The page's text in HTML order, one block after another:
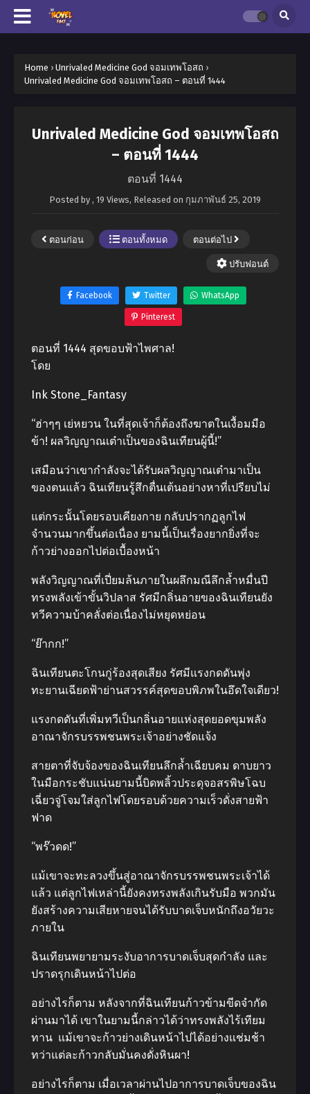
Home › Unrivaled Medicine God จอมเทพโอสถ ›
Unrivaled Medicine God จอมเทพโอสถ – ตอนที่ 1444
Unrivaled Medicine God จอมเทพโอสถ
– ตอนที่ 1444
ตอนที่ 1444
Posted by , 19 Views, Released on กุมภาพันธ์ 25, 2019
ตอนก่อน ตอนทั้งหมด ตอนต่อไป
ปรับฟอนต์
Facebook Twitter WhatsApp
Pinterest
ตอนที่ 1444 สุดขอบฟ้าไพศาล!
โดย
Ink Stone_Fantasy
“ฮ่าๆๆ เย่หยวน ในที่สุดเจ้าก็ต้องถึงฆาตในเงื้อมมือ
ข้า! ผลวิญญาณเต๋าเป็นของฉินเทียนผู้นี้!”
เสมือนว่าเขากำลังจะได้รับผลวิญญาณเต๋ามาเป็น
ของตนแล้ว ฉินเทียนรู้สึกตื่นเต้นอย่างหาที่เปรียบไม่
แต่กระนั้นโดยรอบเคียงกาย กลับปรากฏลูกไฟ
จำนวนมากขึ้นต่อเนื่อง ยามนี้เป็นเรื่องยากยิ่งที่จะ
ก้าวย่างออกไปต่อเบื้องหน้า
พลังวิญญาณที่เปี่ยมล้นภายในผลึกมณีลึกล้ำหมื่นปี
ทรงพลังเข้าขั้นวิปลาส รัศมีกลิ่นอายของฉินเทียนยัง
ทวีความบ้าคลั่งต่อเนื่องไม่หยุดหย่อน
“ย๊ากก!”
ฉินเทียนตะโกนกู่ร้องสุดเสียง รัศมีแรงกดดันพุ่ง
ทะยานเฉียดฟ้าย่านสวรรค์สุดขอบพิภพในอึดใจเดียว!
แรงกดดันที่เพิ่มทวีเป็นกลิ่นอายแห่งสุดยอดขุมพลัง
อาณาจักรบรรพชนพระเจ้าอย่างชัดแจ้ง
สายตาที่จับจ้องของฉินเทียนลึกล้ำเฉียบคม ดาบยาว
ในมือกระชับแน่นยามนี้บิดพลิ้วประดุจอสรพิษโฉบ
เฉี่ยวจู่โจมใส่ลูกไฟโดยรอบด้วยความเร็วดั่งสายฟ้า
ฟาด
“พร๊วดด!”
แม้เขาจะทะลวงขึ้นสู่อาณาจักรบรรพชนพระเจ้าได้
แล้ว แต่ลูกไฟเหล่านี้ยังคงทรงพลังเกินรับมือ พวกมัน
ยังสร้างความเสียหายจนได้รับบาดเจ็บหนักถึงอวัยวะ
ภายใน
ฉินเทียนพยายามระงับอาการบาดเจ็บสุดกำลัง และ
ปราดรุกเดินหน้าไปต่อ
อย่างไรก็ตาม หลังจากที่ฉินเทียนก้าวข้ามขีดจำกัด
ผ่านมาได้ เขาในยามนี้กล่าวได้ว่าทรงพลังไร้เทียม
ทาน แม้เขาจะก้าวย่างเดินหน้าไปได้อย่างแช่มช้า
ทว่าแต่ละก้าวกลับมั่นคงดั่งหินผา!
อย่างไรก็ตาม เมื่อเวลาผ่านไปอาการบาดเจ็บของฉิน